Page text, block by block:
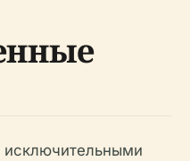
исключительными